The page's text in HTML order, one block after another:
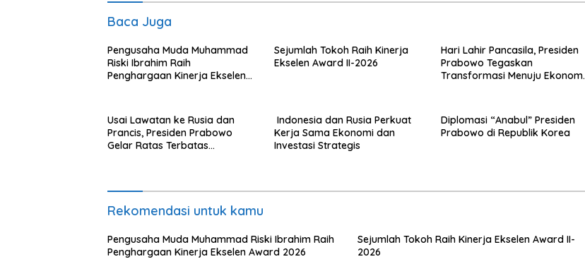
Baca Juga
Pengusaha Muda Muhammad
Riski Ibrahim Raih
Penghargaan Kinerja Ekselen
Sejumlah Tokoh Raih Kinerja
Ekselen Award II-2026
Hari Lahir Pancasila, Presiden
Prabowo Tegaskan
Transformasi Menuju Ekonomi
Usai Lawatan ke Rusia dan
Prancis, Presiden Prabowo
Gelar Ratas Terbatas
Indonesia dan Rusia Perkuat
Kerja Sama Ekonomi dan
Investasi Strategis
Diplomasi “Anabul” Presiden
Prabowo di Republik Korea
Rekomendasi untuk kamu
Pengusaha Muda Muhammad Riski Ibrahim Raih
Penghargaan Kinerja Ekselen Award 2026
Sejumlah Tokoh Raih Kinerja Ekselen Award II-
2026